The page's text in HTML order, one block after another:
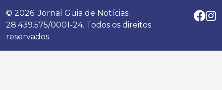
© 2026. Jornal Guia de Notícias.
28.439.575/0001-24. Todos os direitos
reservados.